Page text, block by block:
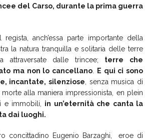
del Carso, durante la prima guerra
regista, anch’essa parte importante della
la natura tranquilla e solitaria delle terre
attraversate dalle trincee; terre che
ma non lo cancellano
E qui ci sono
incantate, silenziose , senza musica di
alla maniera impressionista, en plein
e immobili, in un’eternità che canta la
dai luoghi.
concittadino Eugenio Barzaghi, eroe di